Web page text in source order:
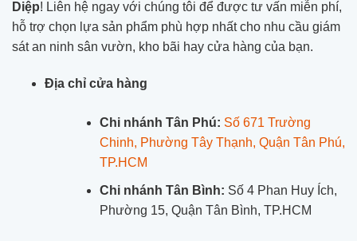
Diệp! Liên hệ ngay với chúng tôi để được tư vấn miễn phí,
hỗ trợ chọn lựa sản phẩm phù hợp nhất cho nhu cầu giám
sát an ninh sân vườn, kho bãi hay cửa hàng của bạn.
Địa chỉ cửa hàng
Chi nhánh Tân Phú: Số 671 Trường
Chinh, Phường Tây Thạnh, Quận Tân Phú,
TP.HCM
Chi nhánh Tân Bình: Số 4 Phan Huy Ích,
Phường 15, Quận Tân Bình, TP.HCM